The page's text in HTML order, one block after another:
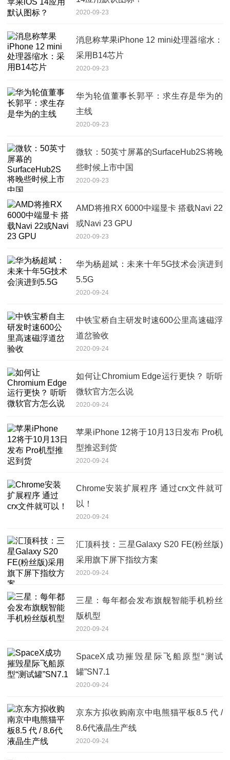
2020-09-23
消息称苹果iPhone 12 mini处理器缩水：
采用B14芯片
2020-09-23
华为轮值董事长郭平：求生存是华为的
主线
2020-09-23
微软：50英寸屏幕的SurfaceHub2S将晚
些时候上市中国
2020-09-23
AMD将推RX 6000中端显卡 搭载Navi 22
或Navi 23 GPU
2020-09-23
华为杨超斌：未来十年5G技术会演进到
5.5G
2020-09-24
中铁宝桥自主研发时速600公里高速磁浮
道岔验收
2020-09-24
如何让Chromium Edge运行更快？ 听听
微软官方怎么说
2020-09-24
苹果iPhone 12将于10月13日发布 Pro机
型推迟到货
2020-09-24
Chrome安装扩展程序 通过crx文件就可
以！
2020-09-24
汇顶科技：三星Galaxy S20 FE(粉丝版)
采用旗下屏下指纹方案
2020-09-24
三星：每年都会发布旗舰智能手机粉丝
版机型
2020-09-24
SpaceX成功摧毁星际飞船原型“测试
罐”SN7.1
2020-09-24
京东方拟收购南京中电熊猫平板8.5 代 /
8.6代液晶生产线
2020-09-24